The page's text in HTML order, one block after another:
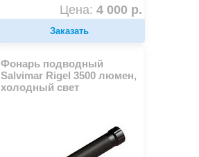
Цена: 4 000 р.
Заказать
Фонарь подводный
Salvimar Rigel 3500 люмен,
холодный свет